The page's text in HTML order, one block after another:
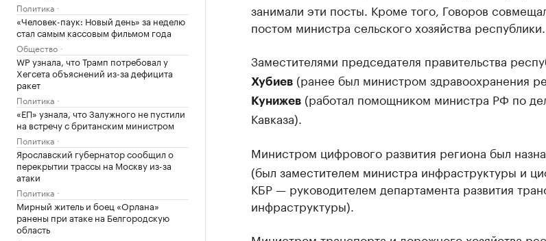
Политика
«Человек-паук: Новый день» за неделю
стал самым кассовым фильмом года
Общество
WP узнала, что Трамп потребовал у
Хегсета объяснений из-за дефицита
ракет
Политика
«ЕП» узнала, что Залужного не пустили
на встречу с британским министром
Политика
Ярославский губернатор сообщил о
перекрытии трассы на Москву из-за
атаки
Политика
Мирный житель и боец «Орлана»
ранены при атаке на Белгородскую
область
занимали эти посты. Кроме того, Говоров
постом министра сельского хозяйства республики.
Заместителями председателя правительства
Хубиев(ранее был министром здравоохранения
Кунижев(работал помощником министра РФ по
Кавказа).
Министром цифрового развития региона был
(был заместителем министра инфраструктуры и
КБР — руководителем департамента развития
инфраструктуры).